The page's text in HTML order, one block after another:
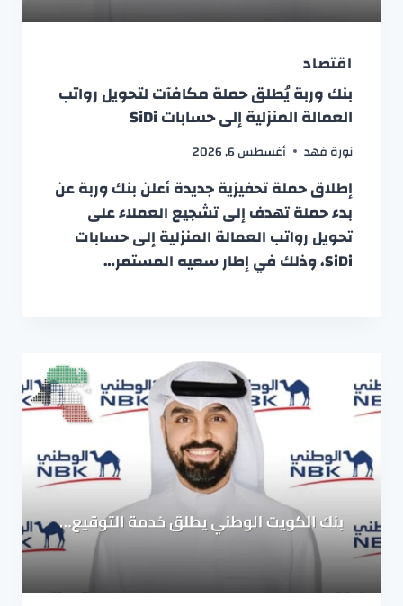
اقتصاد
بنك وربة يُطلق حملة مكافآت لتحويل رواتب
العمالة المنزلية إلى حسابات SiDi
نورة فهد أغسطس 6, 2026
إطلاق حملة تحفيزية جديدة أعلن بنك وربة عن
بدء حملة تهدف إلى تشجيع العملاء على
تحويل رواتب العمالة المنزلية إلى حسابات
SiDi، وذلك في إطار سعيه المستمر…